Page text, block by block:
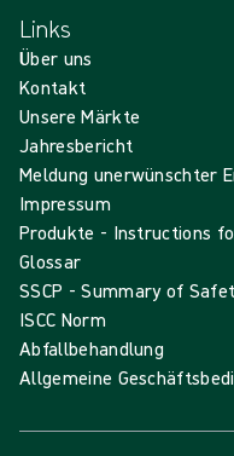
Links
Über uns
Kontakt
Unsere Märkte
Jahresbericht
Meldung unerwünschter
Impressum
Produkte - Instructions
Glossar
SSCP - Summary of
ISCC Norm
Abfallbehandlung
Allgemeine